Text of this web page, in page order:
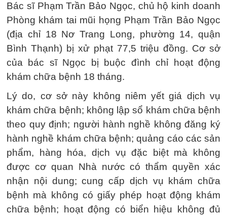
Bác sĩ Phạm Trần Bảo Ngọc, chủ hộ kinh doanh
Phòng khám tai mũi họng Phạm Trần Bảo Ngọc
(địa chỉ 18 Nơ Trang Long, phường 14, quận
Bình Thạnh) bị xử phạt 77,5 triệu đồng. Cơ sở
của bác sĩ Ngọc bị buộc đình chỉ hoạt động
khám chữa bệnh 18 tháng.
Lý do, cơ sở này không niêm yết giá dịch vụ
khám chữa bệnh; không lập sổ khám chữa bệnh
theo quy định; người hành nghề không đăng ký
hành nghề khám chữa bệnh; quảng cáo các sản
phẩm, hàng hóa, dịch vụ đặc biệt mà không
được cơ quan Nhà nước có thẩm quyền xác
nhận nội dung; cung cấp dịch vụ khám chữa
bệnh mà không có giấy phép hoạt động khám
chữa bệnh; hoạt động có biển hiệu không đủ